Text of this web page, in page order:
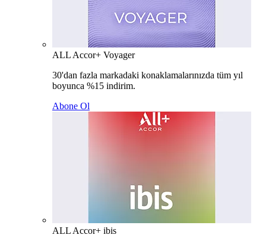
ALL Accor+ Voyager
30'dan fazla markadaki konaklamalarınızda tüm yıl
boyunca %15 indirim.
Abone Ol
ALL Accor+ ibis